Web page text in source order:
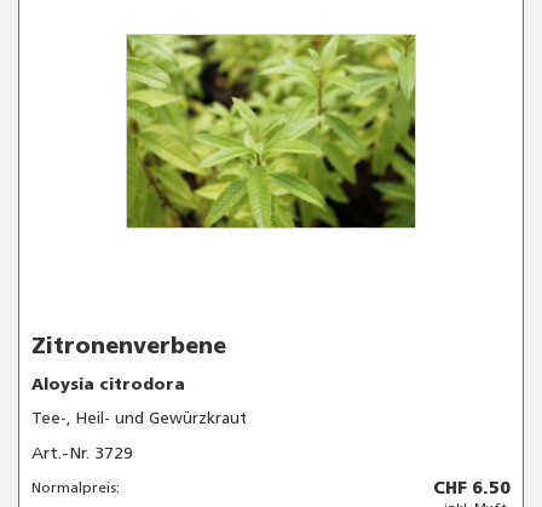
Zitronenverbene
Aloysia citrodora
Tee-, Heil- und Gewürzkraut
Art.-Nr. 3729
Normalpreis: CHF 6.50